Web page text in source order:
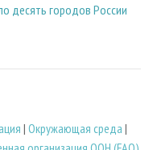
десять городов России
| Окружающая среда |